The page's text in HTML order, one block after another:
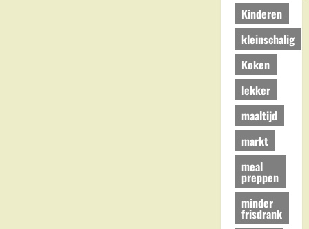
Kinderen
kleinschalig
Koken
lekker
maaltijd
markt
meal
preppen
minder
frisdrank